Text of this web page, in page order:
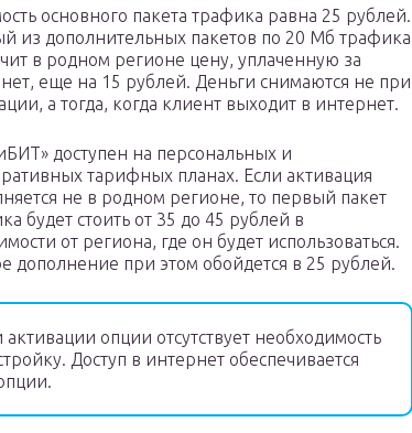
основного пакета трафика равна 25 рублей.
из дополнительных пакетов по 20 Мб трафика
в родном регионе цену, уплаченную за
еще на 15 рублей. Деньги снимаются не при
а тогда, когда клиент выходит в интернет.
доступен на персональных и
тарифных планах. Если активация
не в родном регионе, то первый пакет
будет стоить от 35 до 45 рублей в
от региона, где он будет использоваться.
дополнение при этом обойдется в 25 рублей.
активации опции отсутствует необходимость
Доступ в интернет обеспечивается